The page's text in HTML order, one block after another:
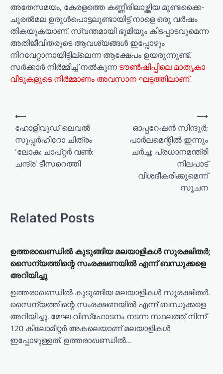
അതേസമയം, കേരളത്തെ കണ്ണീരിലാഴ്ത്തിയ മുണ്ടക്കൈ-
ചൂരൽമല ഉരുൾപൊട്ടലുണ്ടായിട്ട് നാളെ ഒരു വർഷം
തികയുകയാണ്. സ്വന്തമായി ഭൂമിയും കിടപ്പാടവുമെന്ന
അതിജീവിതരുടെ ആവശ്യങ്ങൾ ഇപ്പോഴും
നിറവേറ്റാനായിട്ടില്ലെന്ന ആക്ഷേപം ഉയരുന്നുണ്ട്.
സർക്കാർ നിർമ്മിച്ച് നൽകുന്നടൗൺഷിപ്പിലെ മാതൃകാ
വീടുകളുടെ നിർമ്മാണം അവസാന ഘട്ടത്തിലാണ്.
⟵
ഹോളിവുഡ് ലെവൽ
സൂപ്പർഹീറോ ചിത്രം
‘ലോക: ചാപ്റ്റർ വൺ:
ചന്ദ്ര’ ടീസറെത്തി
ഓപ്പറേഷൻ സിന്ദൂർ;
പാർലമെന്റിൽ‌ ഇന്നും
ചർച്ച; പ്രധാനമന്ത്രി
നിലപാട്
വിശദീകരിക്കുമെന്ന്
സൂചന
⟶
Related Posts
ഉത്തരാഖണ്ഡില്‍ കുടുങ്ങിയ മലയാളികള്‍ സുരക്ഷിതര്‍;
സൈന്യത്തിന്റെ സംരക്ഷണയില്‍ എന്ന് ബന്ധുക്കളെ
അറിയിച്ചു
ഉത്തരാഖണ്ഡില്‍ കുടുങ്ങിയ മലയാളികള്‍ സുരക്ഷിതര്‍.
സൈന്യത്തിന്റെ സംരക്ഷണയില്‍ എന്ന് ബന്ധുക്കളെ
അറിയിച്ചു. മേഘ വിസ്‌ഫോടനം നടന്ന സ്ഥലത്ത് നിന്ന്
120 കിലോമീറ്റര്‍ അകലെയാണ് മലയാളികള്‍
ഇപ്പോഴുള്ളത്. ഉത്തരാഖണ്ഡില്‍…